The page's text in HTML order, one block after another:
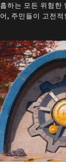
흡하는 모든 위험한
어, 주민들이 고전